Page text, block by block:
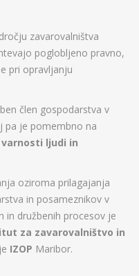
zavarovalništva
poglobljeno pravno,
pri opravljanju
člen gospodarstva v
pa je pomembno na
ljudi in
oziroma prilagajanja
in posameznikov v
in družbenih procesov je
za zavarovalništvo in
IZOP Maribor.